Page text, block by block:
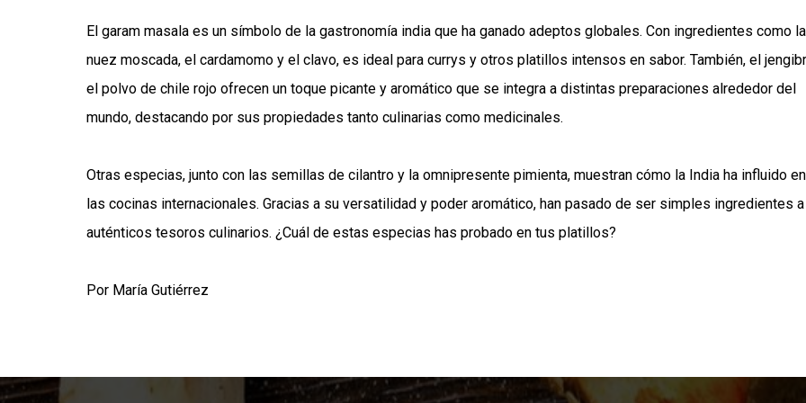
El garam masala es un símbolo de la gastronomía india que ha ganado adeptos globales. Con ingredientes como la
nuez moscada, el cardamomo y el clavo, es ideal para currys y otros platillos intensos en sabor. También, el
el polvo de chile rojo ofrecen un toque picante y aromático que se integra a distintas preparaciones alrededor del
mundo, destacando por sus propiedades tanto culinarias como medicinales.
Otras especias, junto con las semillas de cilantro y la omnipresente pimienta, muestran cómo la India ha influido en
las cocinas internacionales. Gracias a su versatilidad y poder aromático, han pasado de ser simples ingredientes a
auténticos tesoros culinarios. ¿Cuál de estas especias has probado en tus platillos?
Por María Gutiérrez